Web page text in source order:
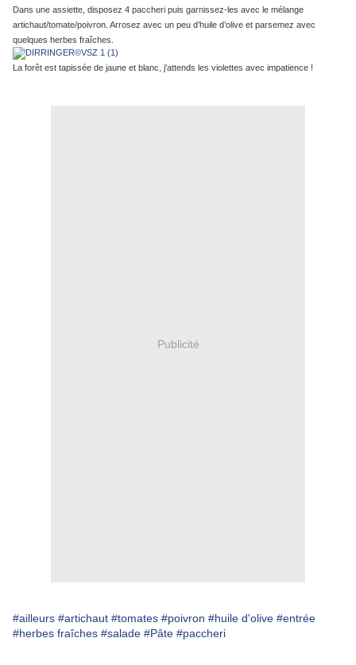
Dans une assiette, disposez 4 paccheri puis garnissez-les avec le mélange
artichaut/tomate/poivron. Arrosez avec un peu d’huile d’olive et parsemez avec
quelques herbes fraîches.
La forêt est tapissée de jaune et blanc, j'attends les violettes avec impatience !
Publicité
#ailleurs #artichaut #tomates #poivron #huile d'olive #entrée
#herbes fraîches #salade #Pâte #paccheri